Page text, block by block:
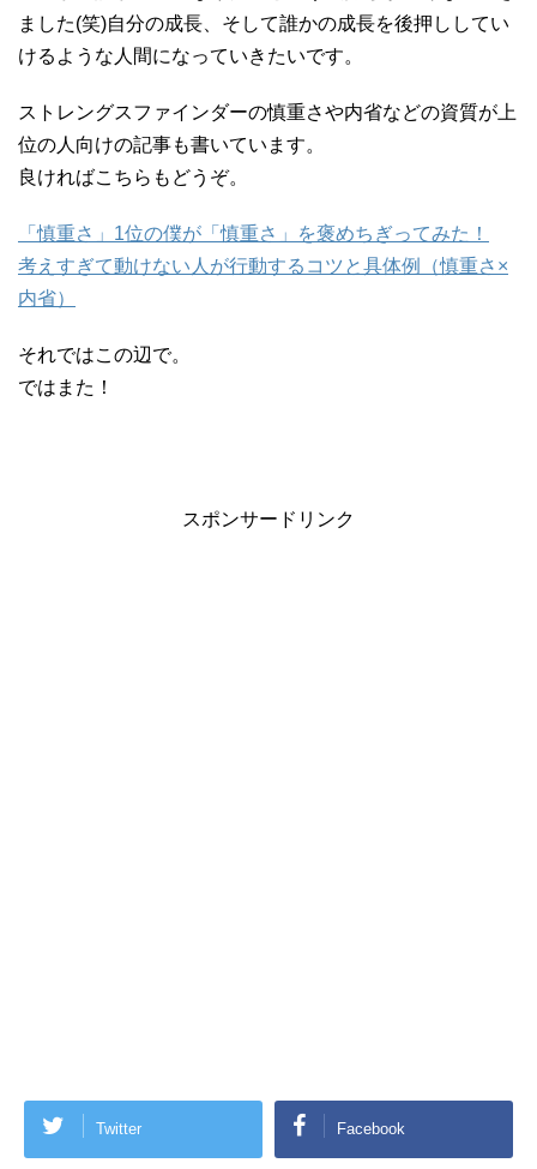
ました(笑)自分の成長、そして誰かの成長を後押ししてい
けるような人間になっていきたいです。
ストレングスファインダーの慎重さや内省などの資質が上
位の人向けの記事も書いています。
良ければこちらもどうぞ。
「慎重さ」1位の僕が「慎重さ」を褒めちぎってみた！
考えすぎて動けない人が行動するコツと具体例（慎重さ×
内省）
それではこの辺で。
ではまた！
スポンサードリンク
Twitter Facebook